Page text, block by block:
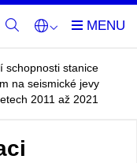
schopnosti stanice
na seismické jevy
2011 až 2021